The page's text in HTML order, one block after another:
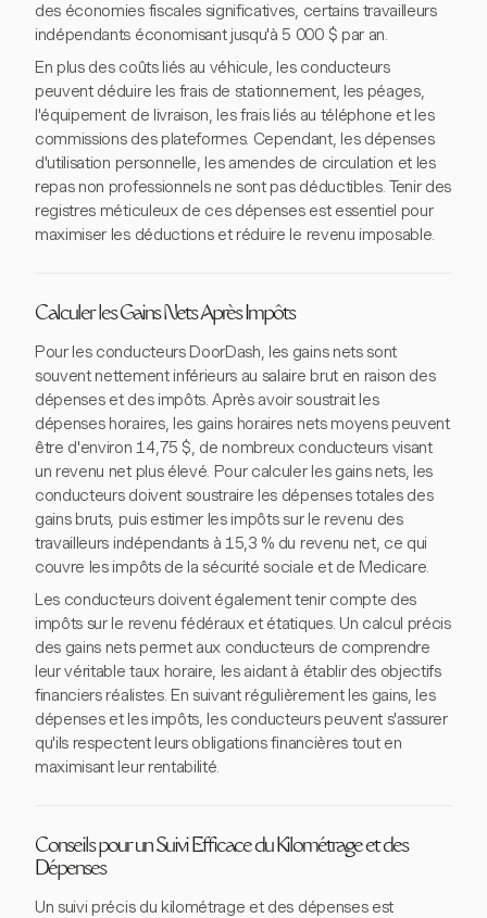
des économies fiscales significatives, certains travailleurs
indépendants économisant jusqu'à 5 000 $ par an.
En plus des coûts liés au véhicule, les conducteurs
peuvent déduire les frais de stationnement, les péages,
l'équipement de livraison, les frais liés au téléphone et les
commissions des plateformes. Cependant, les dépenses
d'utilisation personnelle, les amendes de circulation et les
repas non professionnels ne sont pas déductibles. Tenir des
registres méticuleux de ces dépenses est essentiel pour
maximiser les déductions et réduire le revenu imposable.
Calculer les Gains Nets Après Impôts
Pour les conducteurs DoorDash, les gains nets sont
souvent nettement inférieurs au salaire brut en raison des
dépenses et des impôts. Après avoir soustrait les
dépenses horaires, les gains horaires nets moyens peuvent
être d'environ 14,75 $, de nombreux conducteurs visant
un revenu net plus élevé. Pour calculer les gains nets, les
conducteurs doivent soustraire les dépenses totales des
gains bruts, puis estimer les impôts sur le revenu des
travailleurs indépendants à 15,3 % du revenu net, ce qui
couvre les impôts de la sécurité sociale et de Medicare.
Les conducteurs doivent également tenir compte des
impôts sur le revenu fédéraux et étatiques. Un calcul précis
des gains nets permet aux conducteurs de comprendre
leur véritable taux horaire, les aidant à établir des objectifs
financiers réalistes. En suivant régulièrement les gains, les
dépenses et les impôts, les conducteurs peuvent s'assurer
qu'ils respectent leurs obligations financières tout en
maximisant leur rentabilité.
Conseils pour un Suivi Efficace du Kilométrage et des
Dépenses
Un suivi précis du kilométrage et des dépenses est